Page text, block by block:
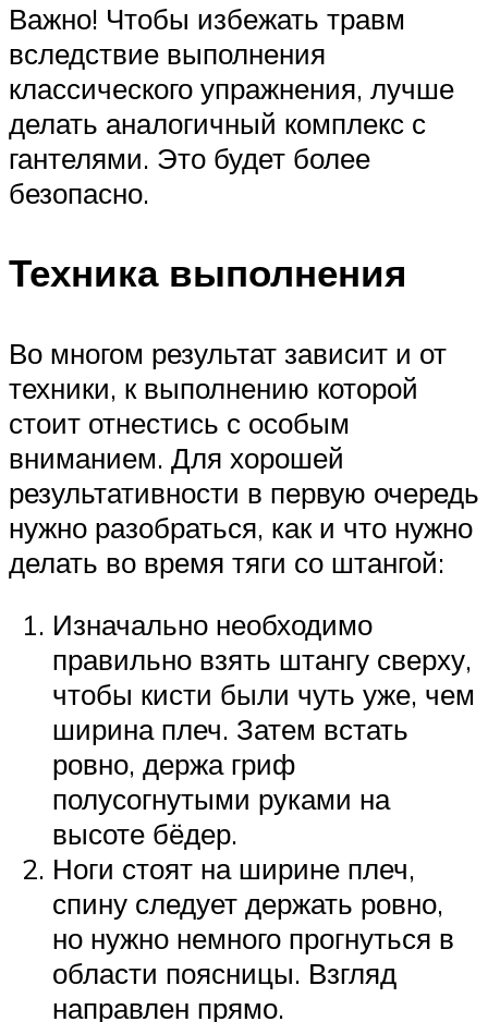
Важно! Чтобы избежать травм
вследствие выполнения
классического упражнения, лучше
делать аналогичный комплекс с
гантелями. Это будет более
безопасно.
Техника выполнения
Во многом результат зависит и от
техники, к выполнению которой
стоит отнестись с особым
вниманием. Для хорошей
результативности в первую очередь
нужно разобраться, как и что нужно
делать во время тяги со штангой:
Изначально необходимо
правильно взять штангу сверху,
чтобы кисти были чуть уже, чем
ширина плеч. Затем встать
ровно, держа гриф
полусогнутыми руками на
высоте бёдер.
Ноги стоят на ширине плеч,
спину следует держать ровно,
но нужно немного прогнуться в
области поясницы. Взгляд
направлен прямо.